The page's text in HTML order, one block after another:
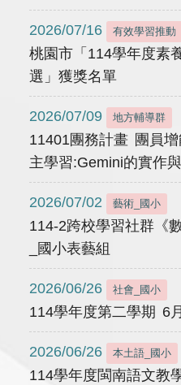
2026/07/16 有效學習推動
桃園市「114學年度素
選」獲獎名單
2026/07/09 地方輔導群
11401團務計畫 團員
主學習:Gemini的實作
2026/07/02 藝術_國小
114-2跨校學習社群《
_國小表藝組
2026/06/26 社會_國小
114學年度第二學期 6
2026/06/26 本土語_國小
114學年度閩南語文教